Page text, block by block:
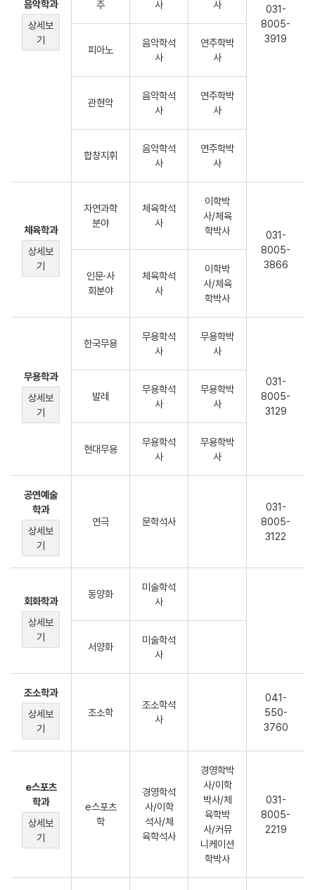
음악학과
상세보
기
031-
8005-
3919
주 사 사
피아노
음악학석
사
연주학박
사
관현악
음악학석
사
연주학박
사
합창지휘
음악학석
사
연주학박
사
체육학과
상세보
기
자연과학
분야
체육학석
사
이학박
사/체육
학박사
031-
8005-
3866
인문·사
회분야
체육학석
사
이학박
사/체육
학박사
무용학과
상세보
기
한국무용
무용학석
사
무용학박
사
031-
8005-
3129
발레
무용학석
사
무용학박
사
현대무용
무용학석
사
무용학박
사
공연예술
학과
상세보
기
연극 문학석사
031-
8005-
3122
회화학과
상세보
기
동양화
미술학석
사
서양화
미술학석
사
조소학과
상세보
기
조소학
조소학석
사
041-
550-
3760
e스포츠
학과
상세보
기
e스포츠
학
경영학석
사/이학
석사/체
육학석사
경영학박
사/이학
박사/체
육학박
사/커뮤
니케이션
학박사
031-
8005-
2219